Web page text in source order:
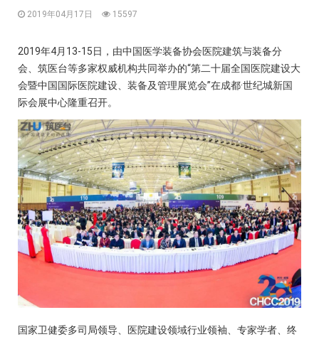
2019年04月17日 15597
2019年4月13-15日，由中国医学装备协会医院建筑与装备分
会、筑医台等多家权威机构共同举办的“第二十届全国医院建设大
会暨中国国际医院建设、装备及管理展览会”在成都·世纪城新国
际会展中心隆重召开。
国家卫健委多司局领导、医院建设领域行业领袖、专家学者、终